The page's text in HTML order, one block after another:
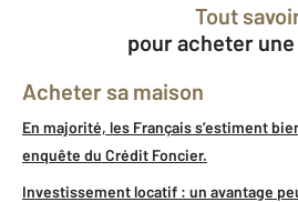
Tout
pour acheter
Acheter sa maison
En majorité, les Français s’estiment
enquête du Crédit Foncier.
Investissement locatif : un avantage